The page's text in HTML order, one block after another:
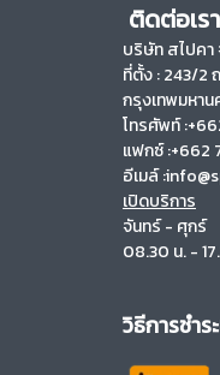
ติดต่อเรา
บริษัท สไปคา
ที่ตั้ง :243/2
กรุงเทพมหา
โทรศัพท์
แฟกซ์ :+662
อีเมล์
เปิดบริการ
จันทร์ - ศุกร์
08.30 น. -
วิธีการชำร